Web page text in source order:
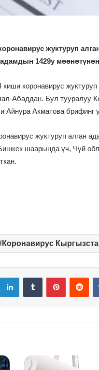
жуктуруп
1429у
киши коронавирус
Абаддан. Бул тууралуу
Айнура Акматова брифинг
жуктуруп алган
шаарында үч, Чүй
Коронавирус
LinkedInTumblr Pinterest